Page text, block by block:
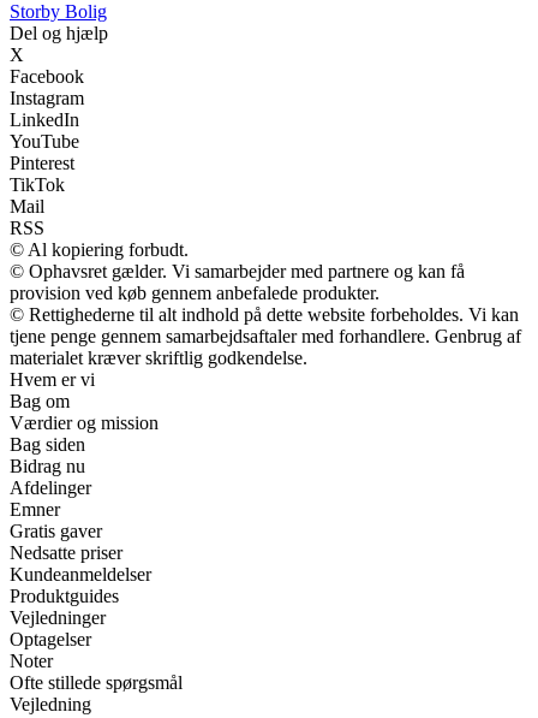
Storby Bolig
Del og hjælp
X
Facebook
Instagram
LinkedIn
YouTube
Pinterest
TikTok
Mail
RSS
© Al kopiering forbudt.
© Ophavsret gælder. Vi samarbejder med partnere og kan få
provision ved køb gennem anbefalede produkter.
© Rettighederne til alt indhold på dette website forbeholdes. Vi kan
tjene penge gennem samarbejdsaftaler med forhandlere. Genbrug af
materialet kræver skriftlig godkendelse.
Hvem er vi
Bag om
Værdier og mission
Bag siden
Bidrag nu
Afdelinger
Emner
Gratis gaver
Nedsatte priser
Kundeanmeldelser
Produktguides
Vejledninger
Optagelser
Noter
Ofte stillede spørgsmål
Vejledning